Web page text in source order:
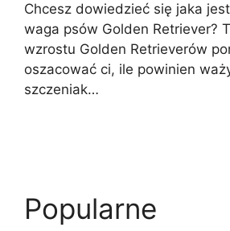
Chcesz dowiedzieć się jaka
waga psów Golden Retriever?
wzrostu Golden Retrieverów
oszacować ci, ile powinien
szczeniak…
Popularne